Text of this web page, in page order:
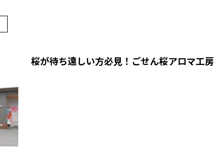
桜が待ち遠しい方必見！ごせん桜アロマ工房